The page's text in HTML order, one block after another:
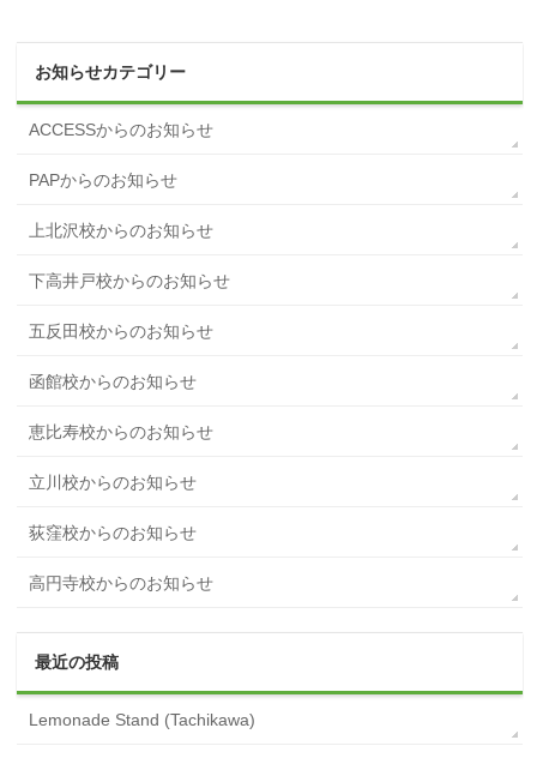
お知らせカテゴリー
ACCESSからのお知らせ
PAPからのお知らせ
上北沢校からのお知らせ
下高井戸校からのお知らせ
五反田校からのお知らせ
函館校からのお知らせ
恵比寿校からのお知らせ
立川校からのお知らせ
荻窪校からのお知らせ
高円寺校からのお知らせ
最近の投稿
Lemonade Stand (Tachikawa)